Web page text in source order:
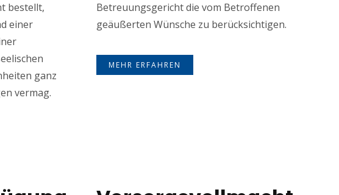
bestellt,
einer
ganz
vermag.
Betreuungsgericht die vom Betroffenen
geäußerten Wünsche zu berücksichtigen.
MEHR ERFAHREN